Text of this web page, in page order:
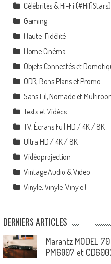
Célébrités & Hi-Fi (#HifiStars)
Gaming
Haute-Fidélité
Home Cinéma
Objets Connectés et
ODR, Bons Plans et Promo…
Sans Fil, Nomade et
Tests et Vidéos
TV, Écrans Full HD / 4K / 8K
Ultra HD / 4K / 8K
Vidéoprojection
Vintage Audio & Video
Vinyle, Vinyle, Vinyle !
DERNIERS ARTICLES
Marantz MODEL
PM6007 et